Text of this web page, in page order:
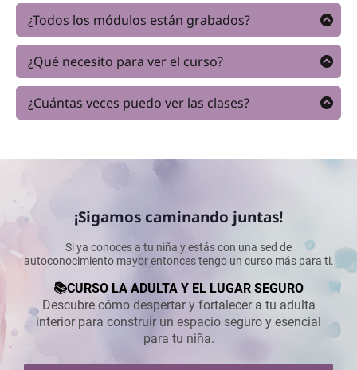
¿Todos los módulos están grabados?
Sí, todos los módulos están grabados para que
puedas verlo cada vez que lo necesites, ya que tienes
acceso ilimitado.
¿Qué necesito para ver el curso?
Sólo necesitas tener acceso a internet. Con tu clave y
contraseña, puedes acceder al curso desde cualquier
dispositivo.
¿Cuántas veces puedo ver las clases?
Todas la veces que quieras, ya que tienes acceso
¡Sigamos caminando juntas!
Si ya conoces a tu niña y estás con una sed de
autoconocimiento mayor entonces tengo un curso más para ti.
📚CURSO LA ADULTA Y EL LUGAR SEGURO
Descubre cómo despertar y fortalecer a tu adulta
interior para construir un espacio seguro y esencial
para tu niña.